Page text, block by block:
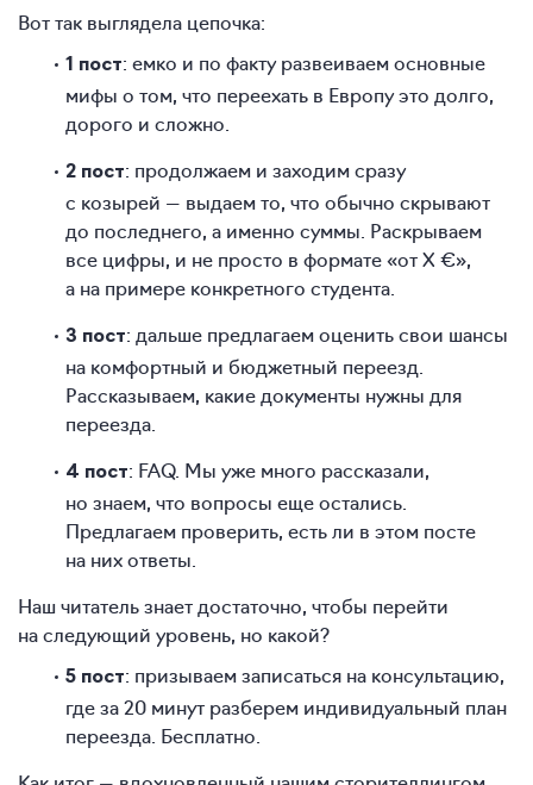
Вот так выглядела цепочка:
1 пост: емко и по факту развеиваем основные
мифы о том, что переехать в Европу это долго,
дорого и сложно.
2 пост: продолжаем и заходим сразу
с козырей — выдаем то, что обычно скрывают
до последнего, а именно суммы. Раскрываем
все цифры, и не просто в формате «от Х €»,
а на примере конкретного студента.
3 пост: дальше предлагаем оценить свои шансы
на комфортный и бюджетный переезд.
Рассказываем, какие документы нужны для
переезда.
4 пост: FAQ. Мы уже много рассказали,
но знаем, что вопросы еще остались.
Предлагаем проверить, есть ли в этом посте
на них ответы.
Наш читатель знает достаточно, чтобы перейти
на следующий уровень, но какой?
5 пост: призываем записаться на консультацию,
где за 20 минут разберем индивидуальный план
переезда. Бесплатно.